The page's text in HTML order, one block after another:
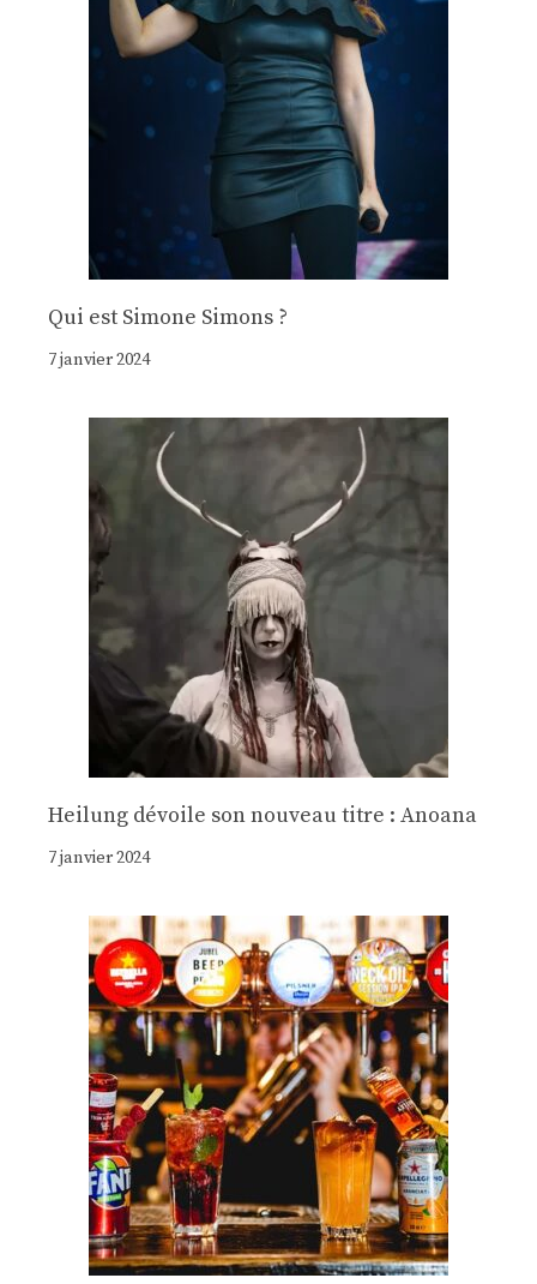
Qui est Simone Simons ?
7 janvier 2024
Heilung dévoile son nouveau titre : Anoana
7 janvier 2024